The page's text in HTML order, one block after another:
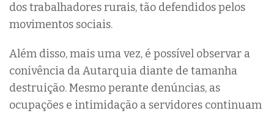
dos trabalhadores rurais, tão defendidos pelos
movimentos sociais.
Além disso, mais uma vez, é possível observar a
conivência da Autarquia diante de tamanha
destruição. Mesmo perante denúncias, as
ocupações e intimidação a servidores continuam